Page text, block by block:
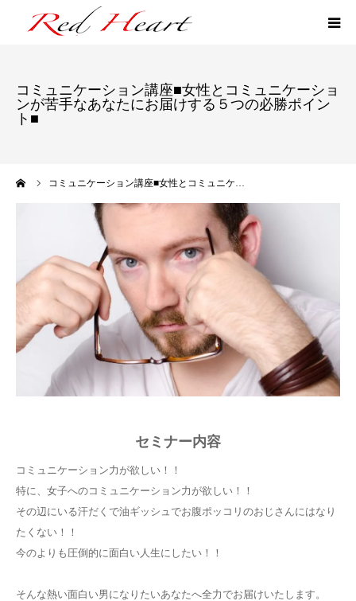
コミュニケーション講座■女性とコミュニケーショ
ンが苦手なあなたにお届けする５つの必勝ポイン
ト■
コミュニケーション講座■女性とコミュニケ…
セミナー内容
コミュニケーション力が欲しい！！
特に、女子へのコミュニケーション力が欲しい！！
その辺にいる汗だくで油ギッシュでお腹ポッコリのおじさんにはなり
たくない！！
今のよりも圧倒的に面白い人生にしたい！！
そんな熱い面白い男になりたいあなたへ全力でお届けいたします。
ファン作りLINE講座
プロフィール